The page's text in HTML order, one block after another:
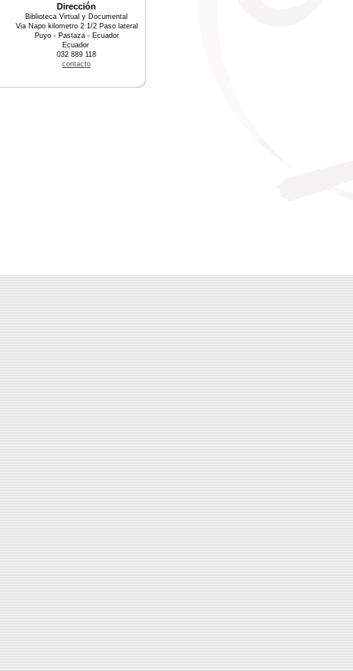
Dirección
Biblioteca Virtual y Documental
Via Napo kilometro 2 1/2 Paso lateral
Puyo - Pastaza - Ecuador
Ecuador
032 889 118
contacto